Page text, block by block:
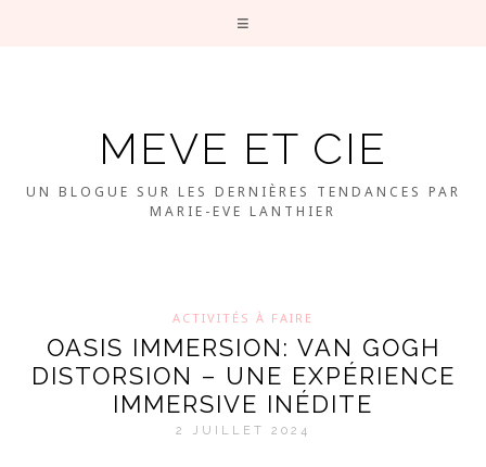
MEVE ET CIE
UN BLOGUE SUR LES DERNIÈRES TENDANCES PAR
MARIE-EVE LANTHIER
ACTIVITÉS À FAIRE
OASIS IMMERSION: VAN GOGH
DISTORSION – UNE EXPÉRIENCE
IMMERSIVE INÉDITE
2 JUILLET 2024